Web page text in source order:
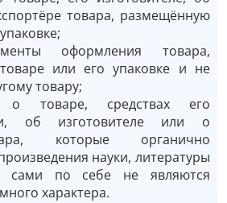
товара, размещённую
оформления товара,
или его упаковке и не
товару;
товаре, средствах его
об изготовителе или о
которые органично
науки, литературы
сами по себе не являются
характера.